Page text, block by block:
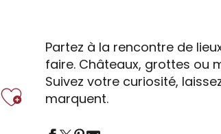
Ajouter aux
Partez à la rencontre de
faire. Châteaux, grottes ou
Suivez votre curiosité,
marquent.